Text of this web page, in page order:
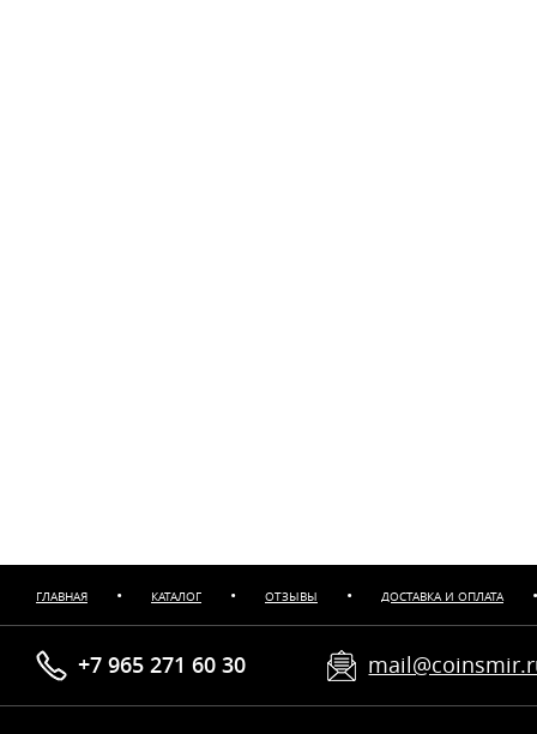
ГЛАВНАЯ • КАТАЛОГ • ОТЗЫВЫ • ДОСТАВКА И ОПЛАТА •
+7 965 271 60 30